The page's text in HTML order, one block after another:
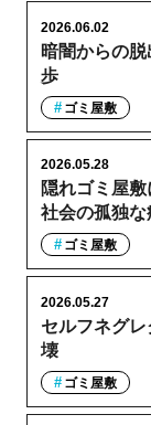
暗闇からの
歩
2026.06.02
ゴミ屋敷
隠れゴミ屋
社会の孤独な
2026.05.28
ゴミ屋敷
セルフネグ
壊
2026.05.27
ゴミ屋敷